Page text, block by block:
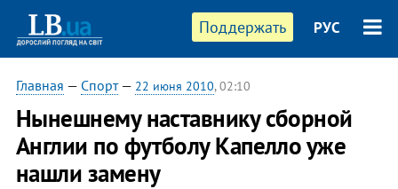
Поддержать РУС
Главная — Спорт— 22 июня 2010, 02:10
Нынешнему наставнику сборной
Англии по футболу Капелло уже
нашли замену